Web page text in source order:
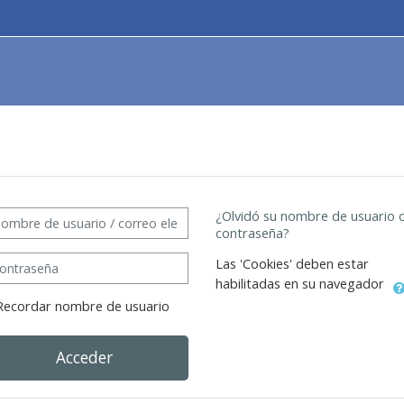
de usuario / correo electrónico
nombre de usuario
Acceder
¿Olvidó su nombre de usuario
contraseña?
Las 'Cookies' deben estar
habilitadas en su navegador